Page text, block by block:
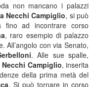
non mancano i palazzi
Necchi Campiglio, si può
fino ad incontrare corso
, raro esempio di palazzo
All’angolo con via Senato,
. Alle sue spalle,
Necchi Campiglio, inserita
della prima metà del
. Si può tornare in corso